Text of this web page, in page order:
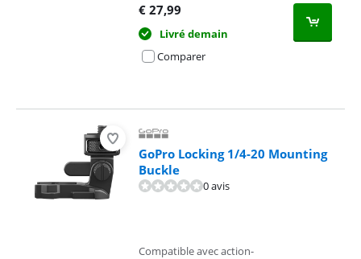
€ 27,99
Livré demain
Comparer
GoPro Locking 1/4-20 Mounting
Buckle
0 avis
Compatible avec action-